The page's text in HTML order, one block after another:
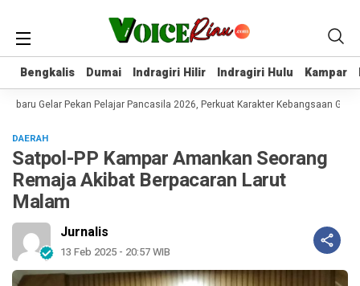
Bengkalis Dumai Indragiri Hilir Indragiri Hulu Kampar
Bengkalis Dumai Indragiri Hilir Indragiri Hulu Kampar
Gelar Pekan Pelajar Pancasila 2026, Perkuat Karakter Kebangsaan
DAERAH
Satpol-PP Kampar Amankan Seorang
Remaja Akibat Berpacaran Larut
Malam
Jurnalis
13 Feb 2025 - 20:57 WIB